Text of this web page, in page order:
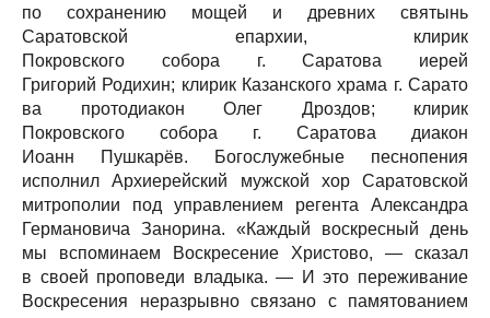
по сохранению мощей и древних святынь
Саратовской епархии, клирик
Покровского собора г. Саратова иерей
Григорий Родихин; клирик Казанского храма г. Сарато
ва протодиакон Олег Дроздов; клирик
Покровского собора г. Саратова диакон
Иоанн Пушкарёв. Богослужебные песнопения
исполнил Архиерейский мужской хор Саратовской
митрополии под управлением регента Александра
Германовича Занорина. «Каждый воскресный день
мы вспоминаем Воскресение Христово, — сказал
в своей проповеди владыка. — И это переживание
Воскресения неразрывно связано с памятованием